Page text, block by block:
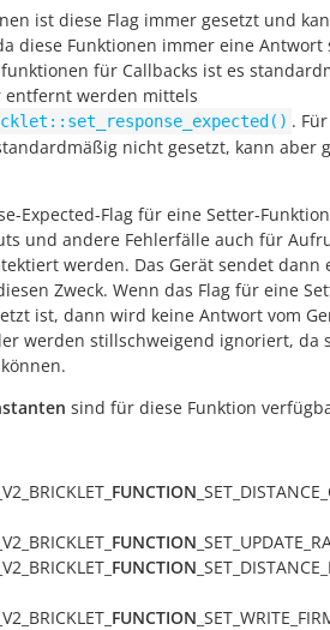
ist diese Flag immer gesetzt und
diese Funktionen immer eine Antwort
für Callbacks ist es
entfernt werden mittels
.
nicht gesetzt, kann aber
Expected-Flag für eine Setter-
und andere Fehlerfälle auch für
werden. Das Gerät sendet dann
Zweck. Wenn das Flag für eine
ist, dann wird keine Antwort vom
werden stillschweigend ignoriert, da
sind für diese Funktion
FUNCTION
FUNCTION
FUNCTION
FUNCTION